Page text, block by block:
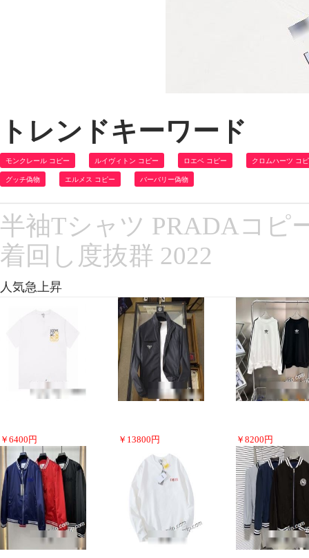
トレンドキーワード
モンクレール コピー ルイヴィトン コピー ロエベ コピー クロムハーツ コ
グッチ偽物 エルメス コピー バーバリー偽物
半袖Tシャツ PRADAコピ
着回し度抜群 2022
人気急上昇
￥ 6400 円 ￥ 13800 円 ￥ 8200 円